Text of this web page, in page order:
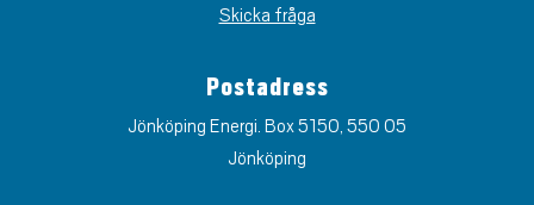
Skicka fråga
Postadress
Jönköping Energi. Box 5150, 550 05
Jönköping